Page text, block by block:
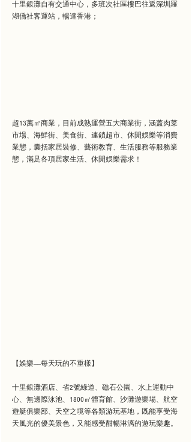
十里銀灘自有交通中心，多班次社區樓巴往返深圳羅
湖僑社客運站，暢達香港；
超13萬㎡商業，目前成熟運營五大商業街，涵蓋肉菜
市場、海鮮街、美食街、連鎖超市、休閒娛樂等消費
業態，囊括家居裝修、藝術教育、生活服務等服務業
態，滿足各項居家生活、休閒娛樂需求！
【娛樂——每天玩的不重樣】
十里銀灘酒店、省2號綠道、礁石公園、水上運動中
心、無邊際泳池、1800㎡體育館、沙灘遊樂場、航空
遊艇俱樂部、天空之境等各類游玩基地，既能享受海
天風光的優美景色，又能感受酣暢淋漓的遊玩樂趣。